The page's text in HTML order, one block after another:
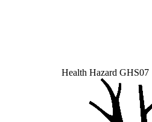
Health Hazard GHS07